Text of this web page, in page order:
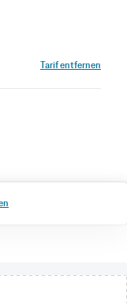
Tarif entfernen